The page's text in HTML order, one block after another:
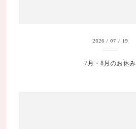
2026 / 07 / 19
7月・8月のお休み